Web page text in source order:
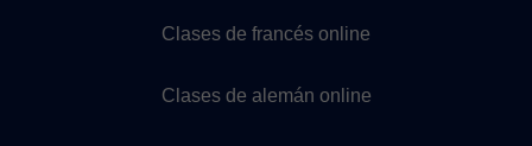
Clases de francés online
Clases de alemán online